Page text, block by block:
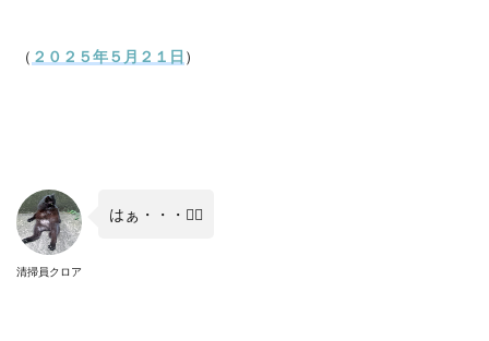
（ ２０２５年５月２１日 ）
清掃員クロア
はぁ・・・😮‍💨